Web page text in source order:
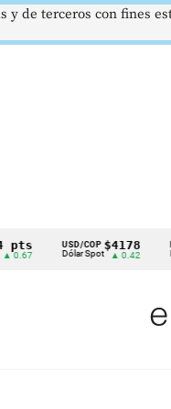
USD/COP
Dólar Spot
$4178
▲ 0.42
EUR/
Euro
y de terceros con fines